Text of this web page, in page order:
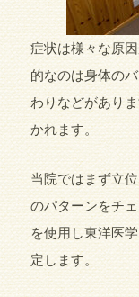
症状は様々な原
的なのは身体の
わりなどがあり
かれます。
当院ではまず立
のパターンをチ
を使用し東洋医
定します。